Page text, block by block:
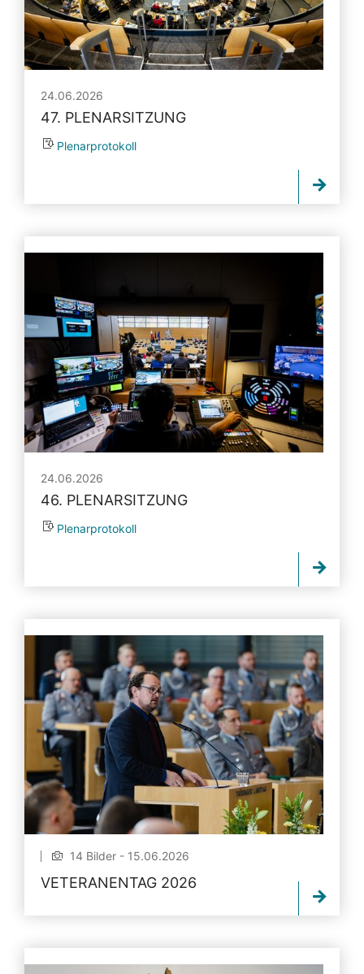
24.06.2026
47. PLENARSITZUNG
Plenarprotokoll
24.06.2026
46. PLENARSITZUNG
Plenarprotokoll
14 Bilder - 15.06.2026
VETERANENTAG 2026